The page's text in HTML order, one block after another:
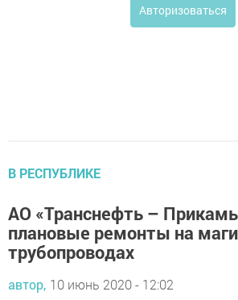
Авторизоваться
В РЕСПУБЛИКЕ
АО «Транснефть –
плановые ремонты на
трубопроводах
автор, 10 июнь 2020 - 12:02